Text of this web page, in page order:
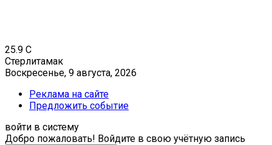
25.9 C
Стерлитамак
Воскресенье, 9 августа, 2026
Реклама на сайте
Предложить событие
войти в систему
Добро пожаловать! Войдите в свою учётную запись